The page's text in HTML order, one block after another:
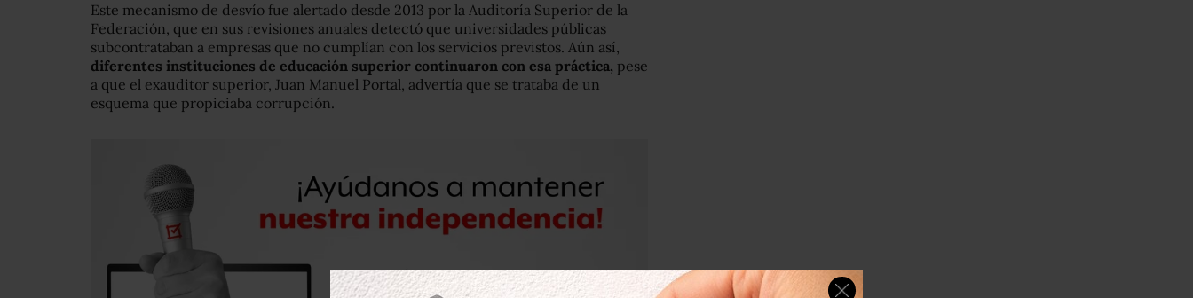
Este mecanismo de desvío fue alertado desde 2013 por la Auditoría Superior de la
Federación, que en sus revisiones anuales detectó que universidades públicas
subcontrataban a empresas que no cumplían con los servicios previstos. Aún así,
diferentes instituciones de educación superior continuaron con esa práctica, pese
a que el exauditor superior, Juan Manuel Portal, advertía que se trataba de un
esquema que propiciaba corrupción.